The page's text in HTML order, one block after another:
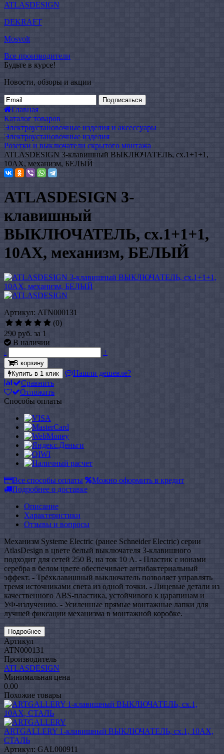
ATLASDESIGN
DEKRAFT
Mosvolt
Все производители
Будьте в курсе!
Новости, обзоры и акции
Подписаться
Главная
Каталог товаров
Электроустановочные изделия и аксессуары
Электроустановочные изделия
Розетки и выключатели скрытого монтажа
ATLASDESIGN 3-клавишный ВЫКЛЮЧАТЕЛЬ, сх.1+1+1,
10АХ, механизм, БЕЛЫЙ
ATLASDESIGN 3-
клавишный
ВЫКЛЮЧАТЕЛЬ, сх.1+1+1,
10АХ, механизм, БЕЛЫЙ
Артикул: ATN000131
(0)
290 руб. за 1
В наличии
-
+
В корзину
Купить в 1 клик
Нашли дешевле?
Сравнить
Отложить
Способы оплаты
Все способы оплаты
Можно оформить в кредит
Подробнее о доставке
Описание
Характеристики
Отзывы и вопросы
Механизм Systeme Electric (ранее Schneider Electric) серии
AtlasDesign в цвете белый выключателя 3-клавишного
подходит для сетей 250 В, на ток 10 А. - Пластик с ионами
серебра в белом цвете обеспечивает антибактериальный
эффект. - Трёхклавишный выключатель позволяет управлять
тремя источниками света из одной точки. - Лицевые детали из
качественного ABS-пластика, устойчивого к царапинам и
УФ-излучению. - Усиленные прямые монтажные лапки для
лучшей фиксации механизма в монтажной коробке.
Подробнее
Артикул
ATN000131
Производитель
ATLASDESIGN
Минимальная цена
0.00
Похожие товары
ARTGALLERY 1-клавишный ВЫКЛЮЧАТЕЛЬ, сх.1, 10АХ,
СТАЛЬ
Артикул: GAL000911